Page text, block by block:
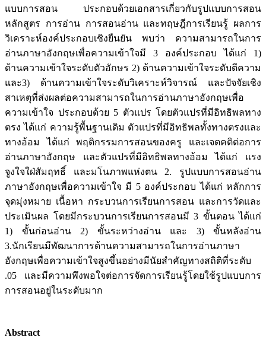
แบบการสอน ประกอบด้วยเอกสารเกี่ยวกับรูปแบบการสอน
หลักสูตร การอ่าน การสอนอ่าน และทฤษฎีการเรียนรู้ ผลการ
วิเคราะห์องค์ประกอบเชิงยืนยัน พบว่า ความสามารถในการ
อ่านภาษาอังกฤษเพื่อความเข้าใจมี 3 องค์ประกอบ ได้แก่ 1)
ด้านความเข้าใจระดับตัวอักษร 2) ด้านความเข้าใจระดับตีความ
และ3) ด้านความเข้าใจระดับวิเคราะห์วิจารณ์ และปัจจัยเชิง
สาเหตุที่ส่งผลต่อความสามารถในการอ่านภาษาอังกฤษเพื่อ
ความเข้าใจ ประกอบด้วย 5 ตัวแปร โดยตัวแปรที่มีอิทธิพลทาง
ตรง ได้แก่ ความรู้พื้นฐานเดิม ตัวแปรที่มีอิทธิพลทั้งทางตรงและ
ทางอ้อม ได้แก่ พฤติกรรมการสอนของครู และเจตคติต่อการ
อ่านภาษาอังกฤษ และตัวแปรที่มีอิทธิพลทางอ้อม ได้แก่ แรง
จูงใจใฝ่สัมฤทธิ์ และมโนภาพแห่งตน 2. รูปแบบการสอนอ่าน
ภาษาอังกฤษเพื่อความเข้าใจ มี 5 องค์ประกอบ ได้แก่ หลักการ
จุดมุ่งหมาย เนื้อหา กระบวนการเรียนการสอน และการวัดและ
ประเมินผล โดยมีกระบวนการเรียนการสอนมี 3 ขั้นตอน ได้แก่
1) ขั้นก่อนอ่าน 2) ขั้นระหว่างอ่าน และ 3) ขั้นหลังอ่าน
3.นักเรียนมีพัฒนาการด้านความสามารถในการอ่านภาษา
อังกฤษเพื่อความเข้าใจสูงขึ้นอย่างมีนัยสำคัญทางสถิติที่ระดับ
.05 และมีความพึงพอใจต่อการจัดการเรียนรู้โดยใช้รูปแบบการ
การสอนอยู่ในระดับมาก
Abstract